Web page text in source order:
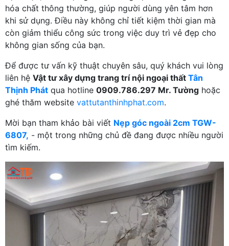
hóa chất thông thường, giúp người dùng yên tâm hơn
khi sử dụng. Điều này không chỉ tiết kiệm thời gian mà
còn giảm thiểu công sức trong việc duy trì vẻ đẹp cho
không gian sống của bạn.
Để được tư vấn kỹ thuật chuyên sâu, quý khách vui lòng
liên hệ Vật tư xây dựng trang trí nội ngoại thất Tân
Thịnh Phát qua hotline 0909.786.297 Mr. Tường hoặc
ghé thăm website vattutanthinhphat.com.
Mời bạn tham khảo bài viết Nẹp góc ngoài 2cm TGW-
6807, - một trong những chủ đề đang được nhiều người
tìm kiếm.